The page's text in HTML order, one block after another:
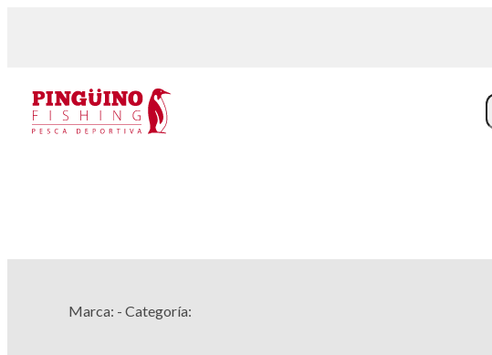
Marca: - Categoría: